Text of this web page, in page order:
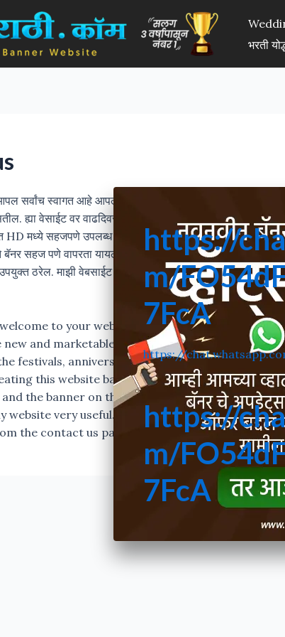
https://
m/
7FcA
https://
https://
m/
7FcA
भरती
सर्वांच स्वागत आहे आपल्या bannermarathi.com ह्या
ह्या वेसाईट वर वाढदिवस सुभेच्छा बॅनर, वाढदिवस आभार बॅनर,
HD मध्ये सहजपणे उपलब्ध मिळतील. bannermarathi.com ही
बॅनर सहज पणे वापरता यायला पाहिजे आणि ह्या वेबसाईट वर असलेले
ठरेल. माझी वेबसाईट तुम्हाला आवडली असेल व मी काही
to your website bannermarathi.com. You
new and marketable. Happy Birthday Banner,
festivals, anniversaries, anniversaries,
this website bannermarathi.com is that
and the banner on this website is the most unique
website very useful. If you like my website and I
the contact us page. Thank you.